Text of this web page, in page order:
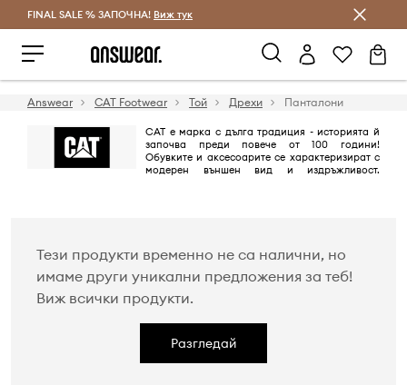
Спестявай с Answear Club
FINAL SALE % ЗАПОЧНА! Виж тук
Answear CAT Footwear Той Дрехи Панталони
CAT е марка с дълга традиция - историята й
започва преди повече от 100 години!
Обувките и аксесоарите се характеризират с
модерен външен вид и издръжливост.
Тези продукти временно не са налични, но
имаме други уникални предложения за теб!
Виж всички продукти.
Разгледай